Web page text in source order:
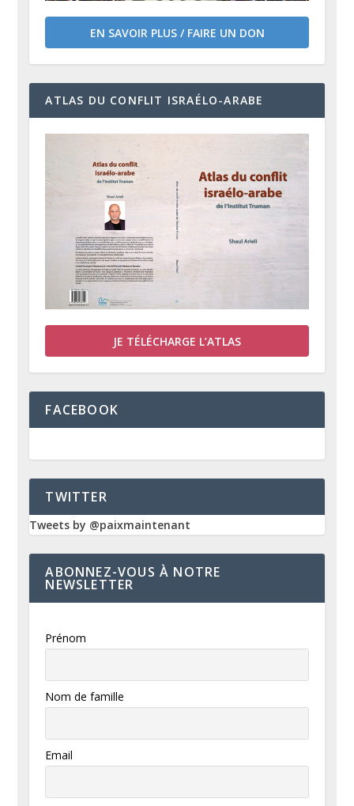
EN SAVOIR PLUS / FAIRE UN DON
ATLAS DU CONFLIT ISRAÉLO-ARABE
JE TÉLÉCHARGE L’ATLAS
FACEBOOK
TWITTER
Tweets by @paixmaintenant
ABONNEZ-VOUS À NOTRE
NEWSLETTER
Prénom
Nom de famille
Email